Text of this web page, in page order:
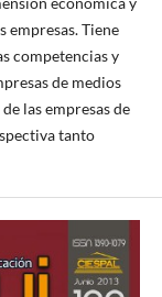
empresas. Tiene
competencias y
de medios
las empresas de
tanto